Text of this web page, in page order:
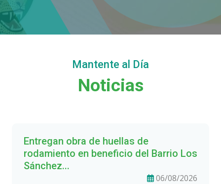
Mantente al Día
Noticias
Entregan obra de huellas de
rodamiento en beneficio del Barrio Los
Sánchez...
06/08/2026